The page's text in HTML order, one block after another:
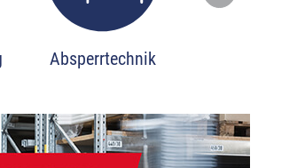
Absperrtechnik